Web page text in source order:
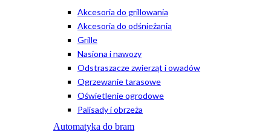
Akcesoria do grillowania
Akcesoria do odśnieżania
Grille
Nasiona i nawozy
Odstraszacze zwierząt i owadów
Ogrzewanie tarasowe
Oświetlenie ogrodowe
Palisady i obrzeża
Automatyka do bram